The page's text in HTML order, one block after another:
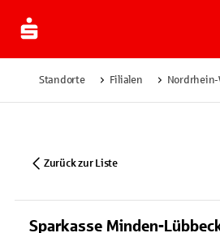
Standorte Filialen Nordrhein-
Zurück zur Liste
Sparkasse Minden-